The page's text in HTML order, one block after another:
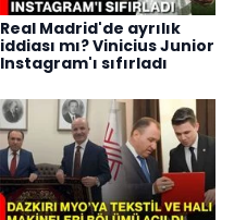
Real Madrid'de ayrılık
iddiası mı? Vinicius Junior
Instagram'ı sıfırladı